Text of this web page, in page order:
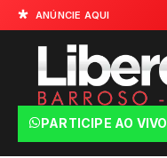
ANÚNCIE AQUI
PARTICIPE AO VIVO